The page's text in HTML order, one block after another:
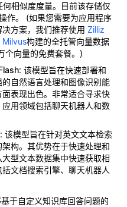
相似度度量。目前该存储仅
作。 (如果您需要为应用程序
方案，我们推荐使用 Zilliz
Milvus构建的全托管向量数据
个向量的免费套餐。)
: 该模型旨在快速部署和
自然语言处理和图像识别能
表现出色。非常适合寻求快
用领域包括聊天机器人和数
: 该模型旨在针对英文文本检索
构。其优势在于快速处理和
型文本数据集中快速获取相
文档搜索引擎、聊天机器人
于自定义知识库回答问题的